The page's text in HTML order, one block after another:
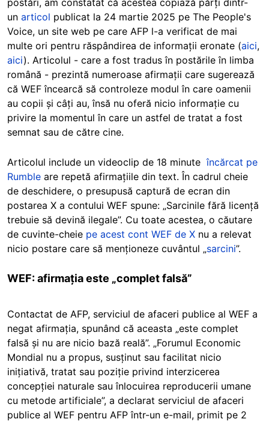
postări, am constatat că acestea copiază părți dintr-
un articol publicat la 24 martie 2025 pe The People's
Voice, un site web pe care AFP l-a verificat de mai
multe ori pentru răspândirea de informații eronate (aici,
aici). Articolul - care a fost tradus în postările în limba
română - prezintă numeroase afirmații care sugerează
că WEF încearcă să controleze modul în care oamenii
au copii și câți au, însă nu oferă nicio informație cu
privire la momentul în care un astfel de tratat a fost
semnat sau de către cine.
Articolul include un videoclip de 18 minute încărcat pe
Rumble are repetă afirmațiile din text. În cadrul cheie
de deschidere, o presupusă captură de ecran din
postarea X a contului WEF spune: „Sarcinile fără licență
trebuie să devină ilegale”. Cu toate acestea, o căutare
de cuvinte-cheie pe acest cont WEF de X nu a relevat
nicio postare care să menționeze cuvântul „sarcini”.
WEF: afirmația este „complet falsă”
Contactat de AFP, serviciul de afaceri publice al WEF a
negat afirmația, spunând că aceasta „este complet
falsă și nu are nicio bază reală”. „Forumul Economic
Mondial nu a propus, susținut sau facilitat nicio
inițiativă, tratat sau poziție privind interzicerea
concepției naturale sau înlocuirea reproducerii umane
cu metode artificiale”, a declarat serviciul de afaceri
publice al WEF pentru AFP într-un e-mail, primit pe 2